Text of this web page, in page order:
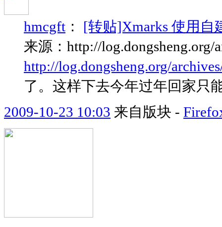
hmcgft ： [转贴]Xmarks 使用自
来源：http://
http://log.dongsheng.org/
了。这样下去今年过年回家只
2009-10-23 10:03 来自版块 -